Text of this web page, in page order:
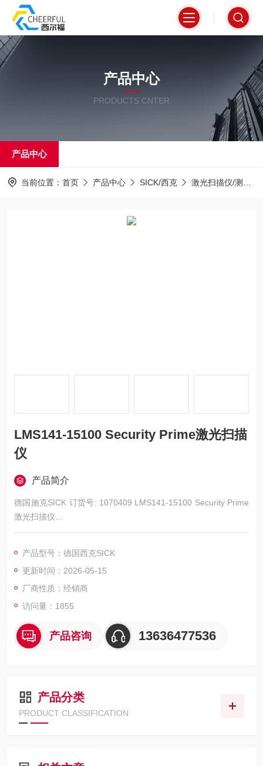
产品中心
PRODUCTS CNTER
产品中心
当前位置： 首页 产品中心 SICK/西克 激光扫描仪/测距仪
LMS141-15100 Security Prime激光扫描
仪
产品简介
德国施克SICK 订货号: 1070409 LMS141-15100 Security Prime
激光扫描仪
工作区域: 0.5 m ... 40 m
外壳防护等级: IP67
颜色: 灰色 （RAL 7032）
集成应用: 包含灵活区域的评估区域, 安全特定参数设置, Easy Te
ach lite 和 pro
产品型号：德国西克SICK
更新时间：2026-05-15
厂商性质：经销商
访问量：1855
产品咨询 13636477536
产品分类
PRODUCT CLASSIFICATION